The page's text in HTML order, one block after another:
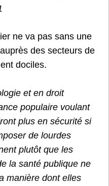
ne va pas sans une
des secteurs de
dociles.
et en droit
populaire voulant
plus en sécurité si
de lourdes
plutôt que les
la santé publique ne
manière dont elles